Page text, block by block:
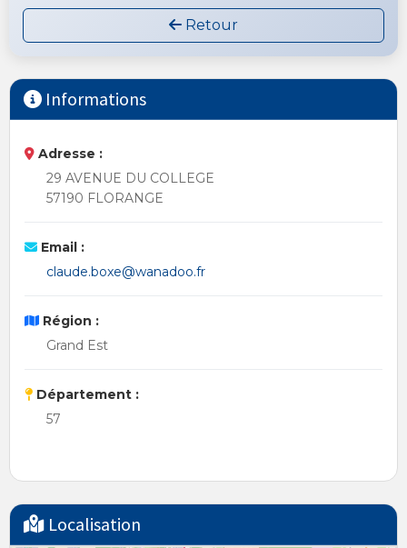
Retour
Informations
Adresse :
29 AVENUE DU COLLEGE
57190 FLORANGE
Email :
claude.boxe@wanadoo.fr
Région :
Grand Est
Département :
57
Localisation